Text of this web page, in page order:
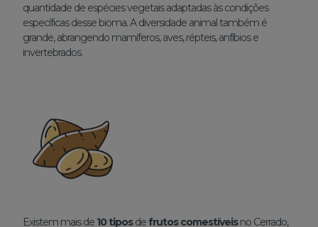
quantidade de espécies vegetais adaptadas às condições
específicas desse bioma. A diversidade animal também é
grande, abrangendo mamíferos, aves, répteis, anfíbios e
invertebrados.
Existem mais de 10 tiposde frutos comestíveisno Cerrado,